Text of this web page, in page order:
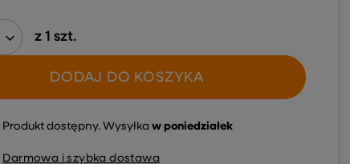
z1szt.
DODAJ DO KOSZYKA
Produkt dostępny Wysyłkaw poniedziałek
Darmowa i szybka dostawa